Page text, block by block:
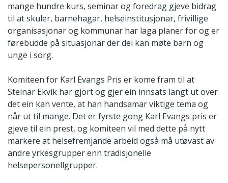
mange hundre kurs, seminar og foredrag gjeve bidrag
til at skuler, barnehagar, helseinstitusjonar, frivillige
organisasjonar og kommunar har laga planer for og er
førebudde på situasjonar der dei kan møte barn og
unge i sorg.
Komiteen for Karl Evangs Pris er kome fram til at
Steinar Ekvik har gjort og gjer ein innsats langt ut over
det ein kan vente, at han handsamar viktige tema og
når ut til mange. Det er fyrste gong Karl Evangs pris er
gjeve til ein prest, og komiteen vil med dette på nytt
markere at helsefremjande arbeid også må utøvast av
andre yrkesgrupper enn tradisjonelle
helsepersonellgrupper.